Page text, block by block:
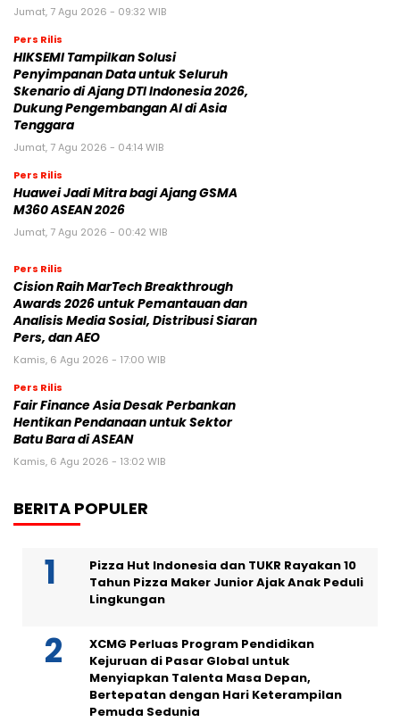
Jumat, 7 Agu 2026 - 09:32 WIB
Pers Rilis
HIKSEMI Tampilkan Solusi
Penyimpanan Data untuk Seluruh
Skenario di Ajang DTI Indonesia 2026,
Dukung Pengembangan AI di Asia
Tenggara
Jumat, 7 Agu 2026 - 04:14 WIB
Pers Rilis
Huawei Jadi Mitra bagi Ajang GSMA
M360 ASEAN 2026
Jumat, 7 Agu 2026 - 00:42 WIB
Pers Rilis
Cision Raih MarTech Breakthrough
Awards 2026 untuk Pemantauan dan
Analisis Media Sosial, Distribusi Siaran
Pers, dan AEO
Kamis, 6 Agu 2026 - 17:00 WIB
Pers Rilis
Fair Finance Asia Desak Perbankan
Hentikan Pendanaan untuk Sektor
Batu Bara di ASEAN
Kamis, 6 Agu 2026 - 13:02 WIB
BERITA POPULER
Pizza Hut Indonesia dan TUKR Rayakan 10
Tahun Pizza Maker Junior Ajak Anak Peduli
Lingkungan
XCMG Perluas Program Pendidikan
Kejuruan di Pasar Global untuk
Menyiapkan Talenta Masa Depan,
Bertepatan dengan Hari Keterampilan
Pemuda Sedunia